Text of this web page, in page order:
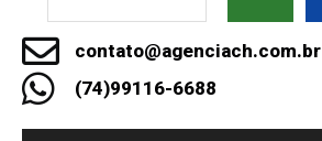
contato@agenciach.com.br
(74)99116-6688